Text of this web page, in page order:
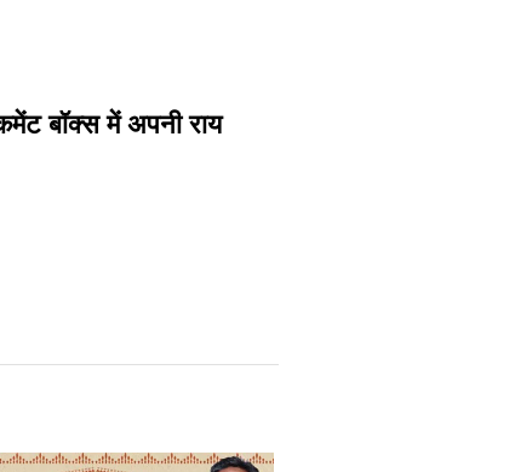
बॉक्स में अपनी राय